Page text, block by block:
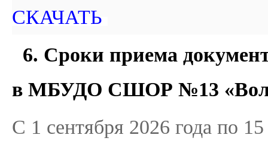
СКАЧАТЬ
6. Сроки приема
в МБУДО СШОР №13
С 1 сентября 2026 года по